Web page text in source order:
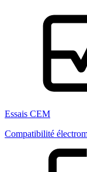
Essais CEM
Compatibilité